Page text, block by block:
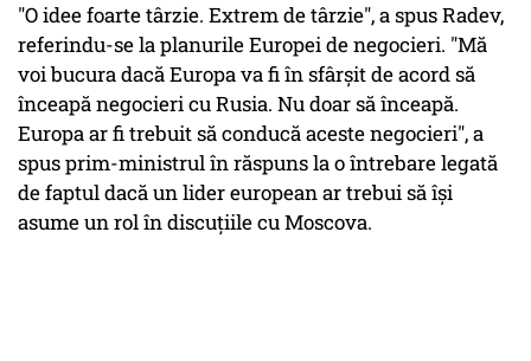
"O idee foarte târzie. Extrem de târzie", a spus Radev,
referindu-se la planurile Europei de negocieri. "Mă
voi bucura dacă Europa va fi în sfârşit de acord să
înceapă negocieri cu Rusia. Nu doar să înceapă.
Europa ar fi trebuit să conducă aceste negocieri", a
spus prim-ministrul în răspuns la o întrebare legată
de faptul dacă un lider european ar trebui să îşi
asume un rol în discuţiile cu Moscova.